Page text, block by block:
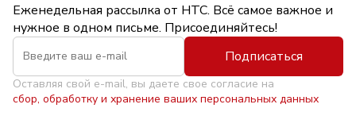
Еженедельная рассылка от НТС. Всё самое важное и
нужное в одном письме. Присоединяйтесь!
Подписаться
Оставляя свой e-mail, вы даете свое согласие на
сбор, обработку и хранение ваших персональных данных